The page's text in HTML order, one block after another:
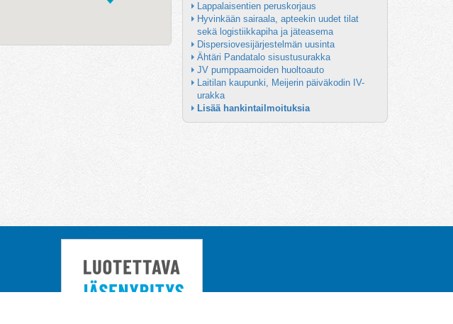
Lappalaisentien peruskorjaus
Hyvinkään sairaala, apteekin uudet tilat
sekä logistiikkapiha ja jäteasema
Dispersiovesijärjestelmän uusinta
Ähtäri Pandatalo sisustusurakka
JV pumppaamoiden huoltoauto
Laitilan kaupunki, Meijerin päiväkodin IV-
urakka
Lisää hankintailmoituksia